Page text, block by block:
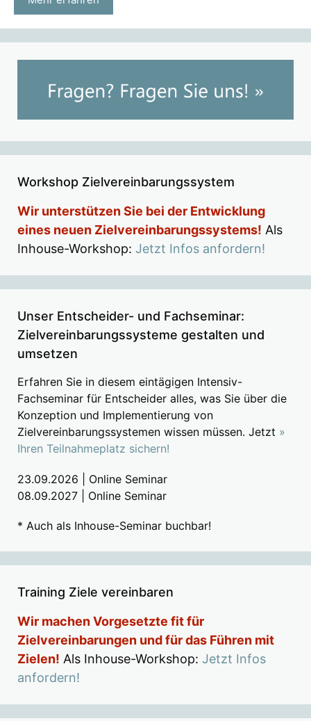
Workshop Zielvereinbarungssystem
Wir unterstützen Sie bei der Entwicklung
eines neuen Zielvereinbarungssystems! Als
Inhouse-Workshop: Jetzt Infos anfordern!
Unser Entscheider- und Fachseminar:
Zielvereinbarungssysteme gestalten und
umsetzen
Erfahren Sie in diesem eintägigen Intensiv-
Fachseminar für Entscheider alles, was Sie über die
Konzeption und Implementierung von
Zielvereinbarungssystemen wissen müssen. Jetzt »
Ihren Teilnahmeplatz sichern!
23.09.2026 | Online Seminar
08.09.2027 | Online Seminar
* Auch als Inhouse-Seminar buchbar!
Training Ziele vereinbaren
Wir machen Vorgesetzte fit für
Zielvereinbarungen und für das Führen mit
Zielen! Als Inhouse-Workshop: Jetzt Infos
anfordern!